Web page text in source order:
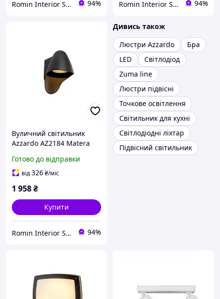
Romin Interior Store 94% Romin Interior Store 94%
Вуличний світильник
Azzardo AZ2184 Matera
Готово до відправки
від326₴/міс
1 958₴
Купити
Romin Interior Store 94%
Дивись також
Люстри Azzardo
Бра
LED
Світлодіод
Zuma line
Люстри підвісні
Точкове освітлення
Світильник для кухні
Світлодіодні ліхтар
Підвісний світильник